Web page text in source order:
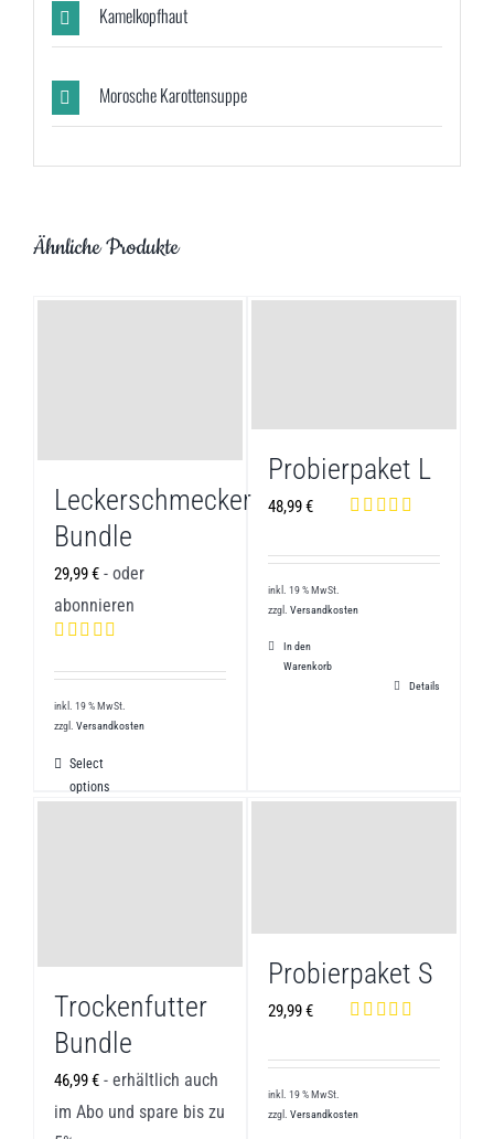
Kamelkopfhaut
Morosche Karottensuppe
Ähnliche Produkte
Leckerschmecker
Bundle
5.00von 5
29,99€ - oder
abonnieren
inkl. 19 % MwSt.
zzgl. Versandkosten
Select
options
Probierpaket L
48,99€
inkl. 19 % MwSt.
zzgl. Versandkosten
In den
Warenkorb
Details
Trockenfutter
Bundle
46,99€ - erhältlich auch
im Abo und spare bis zu
Probierpaket S
29,99€
inkl. 19 % MwSt.
zzgl. Versandkosten